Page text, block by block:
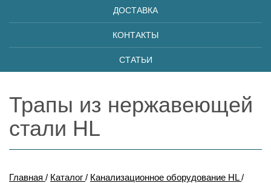
ДОСТАВКА
КОНТАКТЫ
СТАТЬИ
Трапы из нержавеющей
стали HL
Главная / Каталог / Канализационное оборудование HL /